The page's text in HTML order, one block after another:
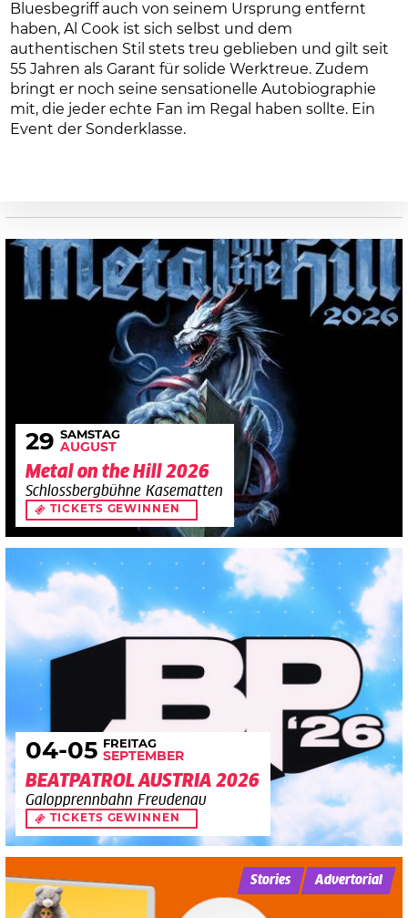
Bluesbegriff auch von seinem Ursprung entfernt
haben, Al Cook ist sich selbst und dem
authentischen Stil stets treu geblieben und gilt seit
55 Jahren als Garant für solide Werktreue. Zudem
bringt er noch seine sensationelle Autobiographie
mit, die jeder echte Fan im Regal haben sollte. Ein
Event der Sonderklasse.
29 SAMSTAG
AUGUST
Metal on the Hill 2026
Schlossbergbühne Kasematten
TICKETS GEWINNEN
04-05 FREITAG
SEPTEMBER
BEATPATROL AUSTRIA 2026
Galopprennbahn Freudenau
TICKETS GEWINNEN
Stories Advertorial